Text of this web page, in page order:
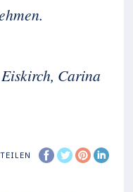
Carina
TEILEN